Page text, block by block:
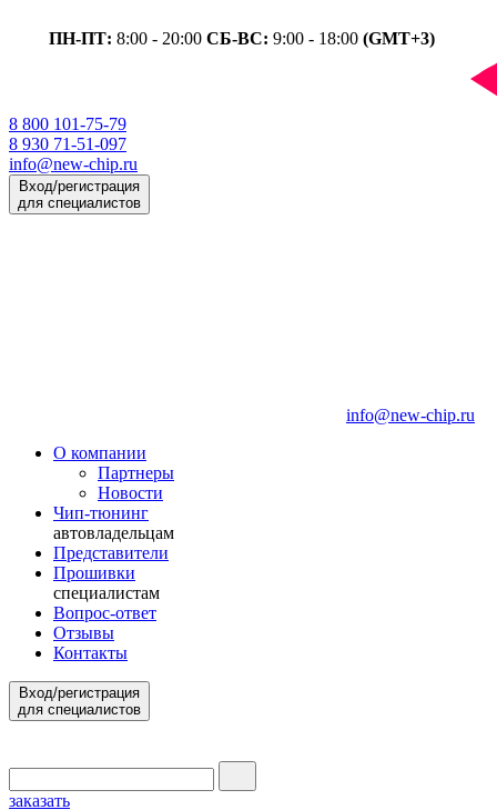
ПН-ПТ: 8:00 - 20:00 СБ-ВС: 9:00 - 18:00 (GMT+3)
8 800 101-75-79
8 930 71-51-097
info@new-chip.ru
Вход/регистрация
для специалистов
info@new-chip.ru
О компании
Партнеры
Новости
Чип-тюнинг
автовладельцам
Представители
Прошивки
специалистам
Вопрос-ответ
Отзывы
Контакты
Вход/регистрация
для специалистов
заказать